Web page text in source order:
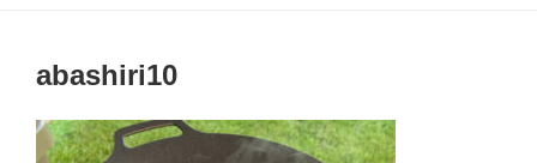
abashiri10